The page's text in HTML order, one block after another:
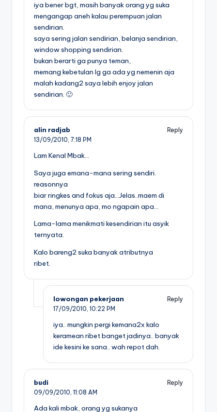
iya bener bgt, masih banyak orang yg suka
mengangap aneh kalau perempuan jalan
sendirian.
saya sering jalan sendirian, belanja sendirian,
window shopping sendirian.
bukan berarti ga punya teman,
memang kebetulan lg ga ada yg nemenin aja
malah kadang2 saya lebih enjoy jalan
sendirian. 🙂
alin radjab
Reply
13/09/2010, 7:18 PM
Lam Kenal Mbak…
Saya juga emana-mana sering sendiri.
reasonnya
biar ringkes and fokus aja…Jelas..maem di
mana, menunya apa, mo ngapain apa…
Lama-lama menikmati kesendirian itu asyik
ternyata.
Kalo bareng2 suka banyak atributnya
ribet.
lowongan pekerjaan
Reply
17/09/2010, 10:22 PM
iya.. mungkin pergi kemana2x kalo
keramean ribet banget jadinya.. banyak
ide kesini ke sana.. wah repot dah.
budi
Reply
09/09/2010, 11:08 AM
Ada kali mbak, orang yg sukanya